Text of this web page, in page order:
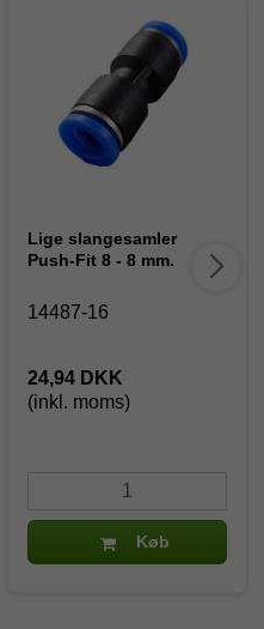
Lige slangesamler
Push-Fit 8 - 8 mm.
14487-16
24,94 DKK
(inkl. moms)
Køb